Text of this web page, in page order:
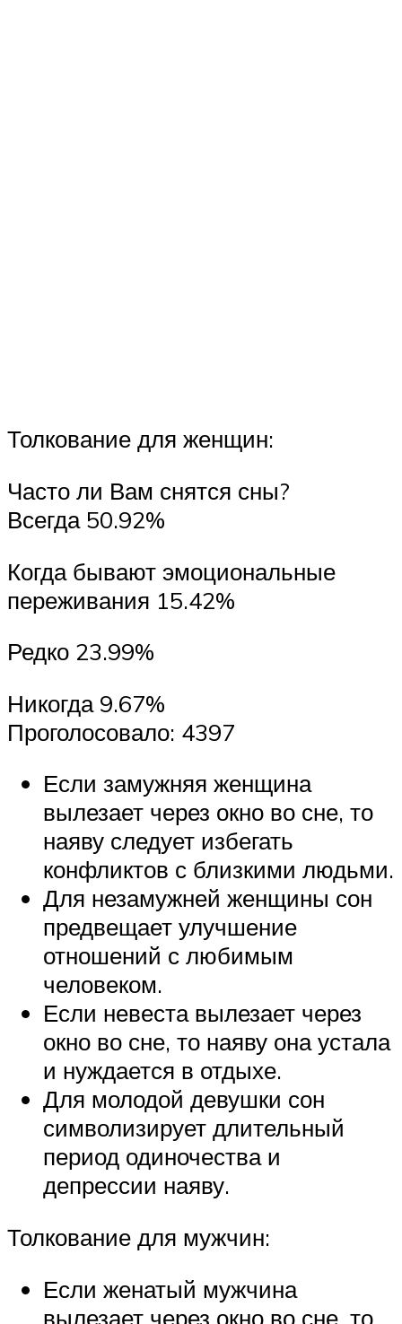
Толкование для женщин:
Часто ли Вам снятся сны?
Всегда 50.92%
Когда бывают эмоциональные
переживания 15.42%
Редко 23.99%
Никогда 9.67%
Проголосовало: 4397
Если замужняя женщина
вылезает через окно во сне, то
наяву следует избегать
конфликтов с близкими людьми.
Для незамужней женщины сон
предвещает улучшение
отношений с любимым
человеком.
Если невеста вылезает через
окно во сне, то наяву она устала
и нуждается в отдыхе.
Для молодой девушки сон
символизирует длительный
период одиночества и
депрессии наяву.
Толкование для мужчин:
Если женатый мужчина
вылезает через окно во сне, то